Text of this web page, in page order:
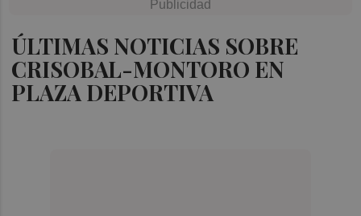
ÚLTIMAS NOTICIAS SOBRE
CRISOBAL-MONTORO EN
PLAZA DEPORTIVA